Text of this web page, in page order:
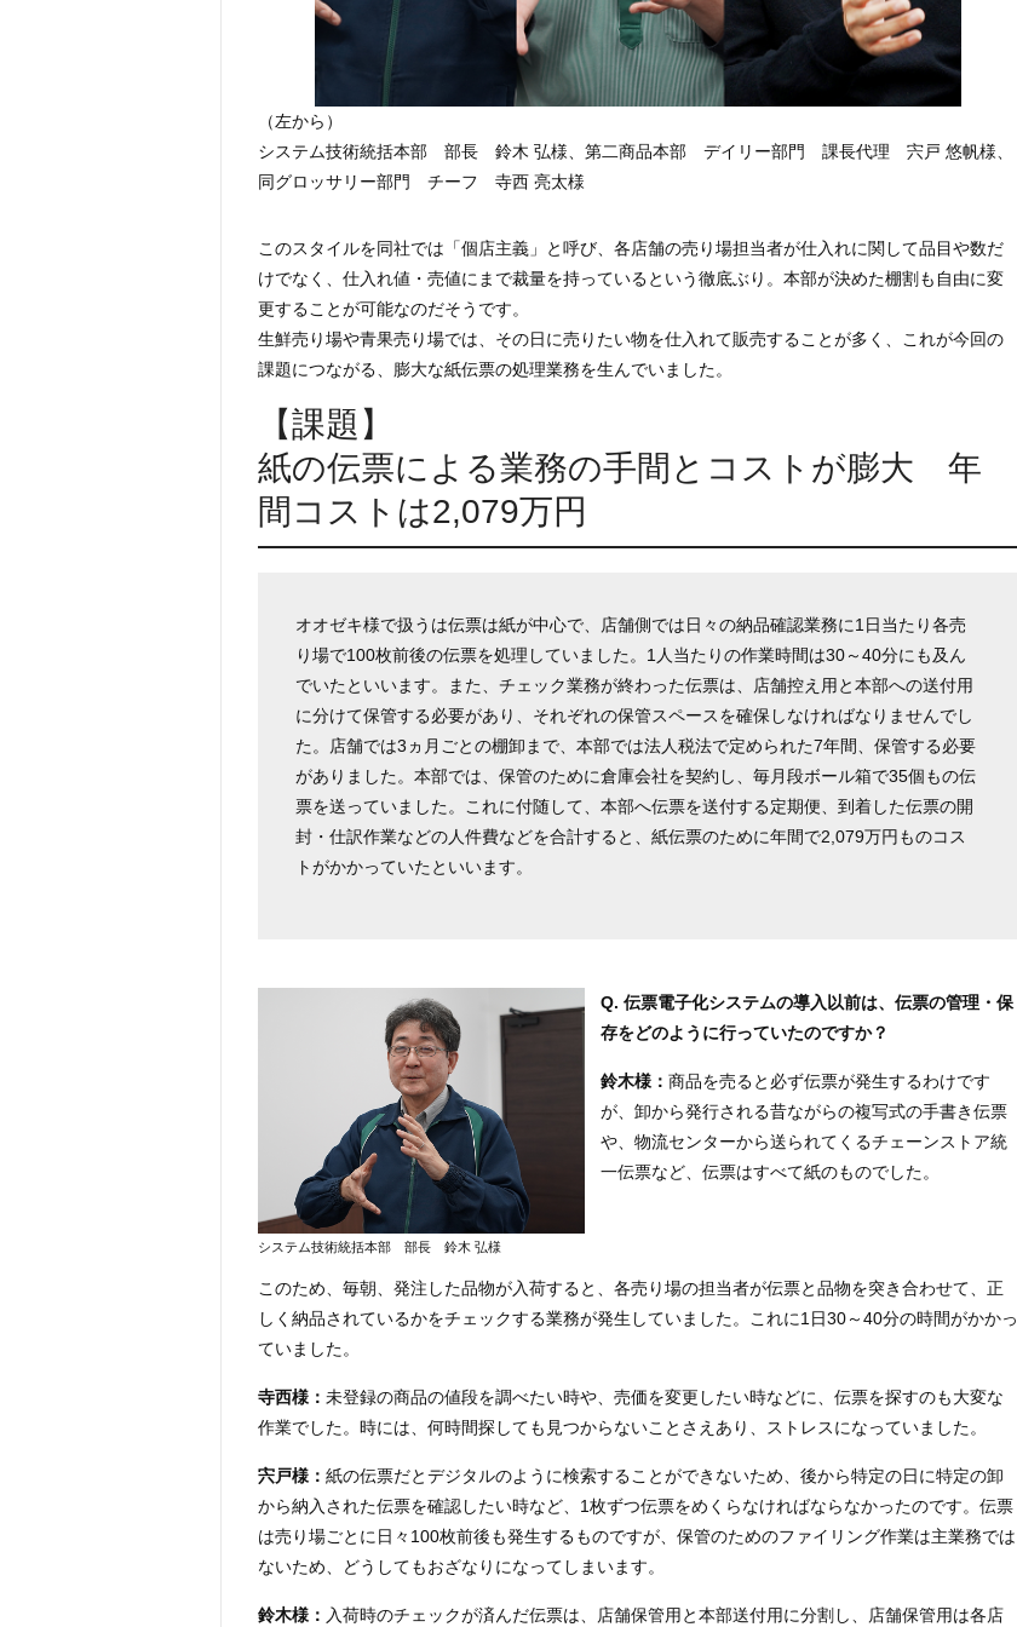
（左から）
システム技術統括本部 部長 鈴木 弘様、第二商品本部 デイリー部門 課長代理 宍戸 悠帆様、
同グロッサリー部門 チーフ 寺西 亮太様
このスタイルを同社では「個店主義」と呼び、各店舗の売り場担当者が仕入れに関して品目や数だ
けでなく、仕入れ値・売値にまで裁量を持っているという徹底ぶり。本部が決めた棚割も自由に変
更することが可能なのだそうです。
生鮮売り場や青果売り場では、その日に売りたい物を仕入れて販売することが多く、これが今回の
課題につながる、膨大な紙伝票の処理業務を生んでいました。
【課題】
紙の伝票による業務の手間とコストが膨大 年
間コストは2,079万円
オオゼキ様で扱うは伝票は紙が中心で、店舗側では日々の納品確認業務に1日当たり各売
り場で100枚前後の伝票を処理していました。1人当たりの作業時間は30～40分にも及ん
でいたといいます。また、チェック業務が終わった伝票は、店舗控え用と本部への送付用
に分けて保管する必要があり、それぞれの保管スペースを確保しなければなりませんでし
た。店舗では3ヵ月ごとの棚卸まで、本部では法人税法で定められた7年間、保管する必要
がありました。本部では、保管のために倉庫会社を契約し、毎月段ボール箱で35個もの伝
票を送っていました。これに付随して、本部へ伝票を送付する定期便、到着した伝票の開
封・仕訳作業などの人件費などを合計すると、紙伝票のために年間で2,079万円ものコス
トがかかっていたといいます。
システム技術統括本部 部長 鈴木 弘様
Q. 伝票電子化システムの導入以前は、伝票の管理・保
存をどのように行っていたのですか？
鈴木様： 商品を売ると必ず伝票が発生するわけです
が、卸から発行される昔ながらの複写式の手書き伝票
や、物流センターから送られてくるチェーンストア統
一伝票など、伝票はすべて紙のものでした。
このため、毎朝、発注した品物が入荷すると、各売り場の担当者が伝票と品物を突き合わせて、正
しく納品されているかをチェックする業務が発生していました。これに1日30～40分の時間がかかっ
ていました。
寺西様： 未登録の商品の値段を調べたい時や、売価を変更したい時などに、伝票を探すのも大変な
作業でした。時には、何時間探しても見つからないことさえあり、ストレスになっていました。
宍戸様： 紙の伝票だとデジタルのように検索することができないため、後から特定の日に特定の卸
から納入された伝票を確認したい時など、1枚ずつ伝票をめくらなければならなかったのです。伝票
は売り場ごとに日々100枚前後も発生するものですが、保管のためのファイリング作業は主業務では
ないため、どうしてもおざなりになってしまいます。
鈴木様： 入荷時のチェックが済んだ伝票は、店舗保管用と本部送付用に分割し、店舗保管用は各店